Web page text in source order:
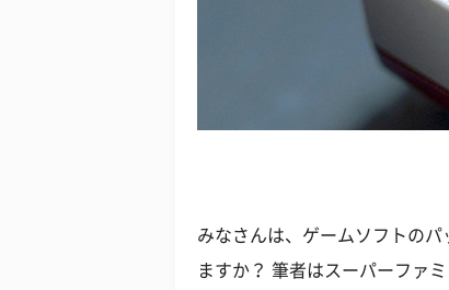
みなさんは、ゲームソフトの
ますか？ 筆者はスーパーファ